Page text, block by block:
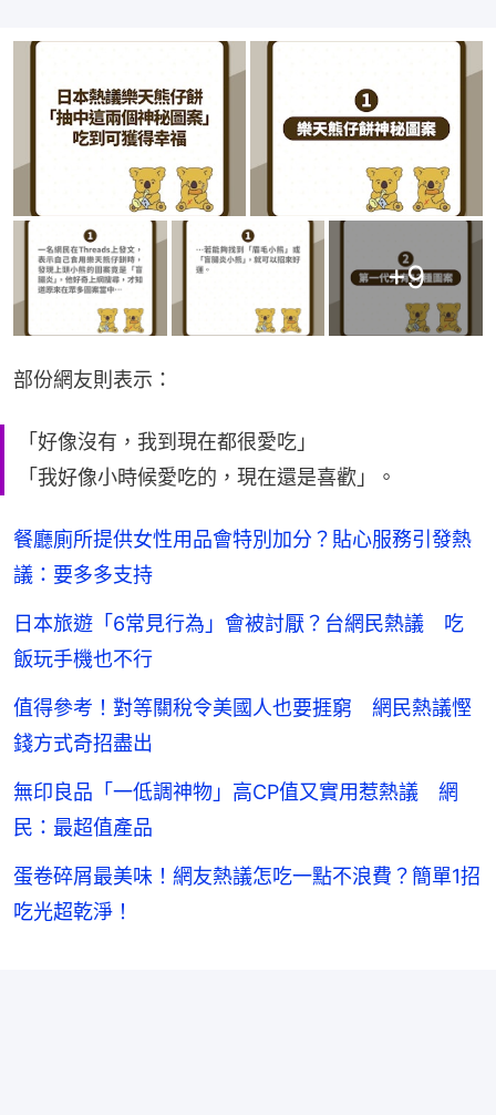
+9
部份網友則表示：
「好像沒有，我到現在都很愛吃」
「我好像小時候愛吃的，現在還是喜歡」。
餐廳廁所提供女性用品會特別加分？貼心服務引發熱
議：要多多支持
日本旅遊「6常見行為」會被討厭？台網民熱議 吃
飯玩手機也不行
值得參考！對等關稅令美國人也要捱窮 網民熱議慳
錢方式奇招盡出
無印良品「一低調神物」高CP值又實用惹熱議 網
民：最超值產品
蛋卷碎屑最美味！網友熱議怎吃一點不浪費？簡單1招
吃光超乾淨！